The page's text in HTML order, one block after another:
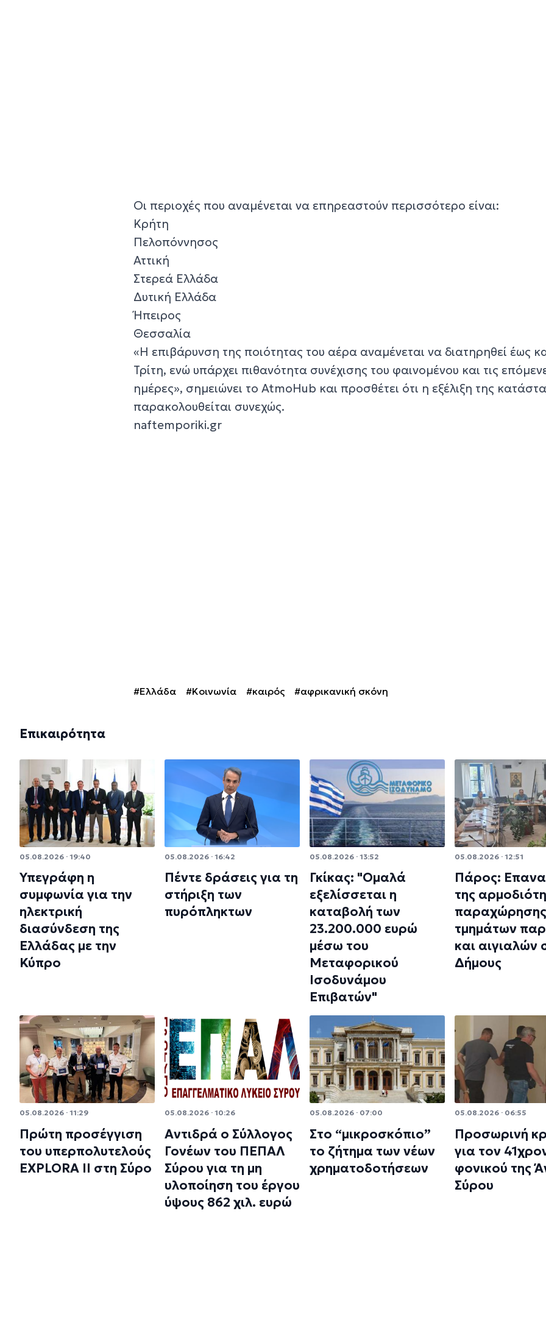
Οι περιοχές που αναμένεται να επηρεαστούν περισσότερο είναι:
Κρήτη
Πελοπόννησος
Αττική
Στερεά Ελλάδα
Δυτική Ελλάδα
Ήπειρος
Θεσσαλία
«Η επιβάρυνση της ποιότητας του αέρα αναμένεται να διατηρηθεί έως
Τρίτη, ενώ υπάρχει πιθανότητα συνέχισης του φαινομένου και τις
ημέρες», σημειώνει το AtmoHub και προσθέτει ότι η εξέλιξη της
παρακολουθείται συνεχώς.
naftemporiki.gr
#Ελλάδα #Κοινωνία #καιρός #αφρικανική σκόνη
Επικαιρότητα
05.08.2026 · 19:40
Υπεγράφη η
συμφωνία για την
ηλεκτρική
διασύνδεση της
Ελλάδας με την
Κύπρο
05.08.2026 · 16:42
Πέντε δράσεις για τη
στήριξη των
πυρόπληκτων
05.08.2026 · 13:52
Γκίκας: "Ομαλά
εξελίσσεται η
καταβολή των
23.200.000 ευρώ
μέσω του
Μεταφορικού
Ισοδυνάμου
Επιβατών"
05.08.2026 · 12:51
Πάρος:
της
παραχώρησης
τμημάτων
και αιγιαλών
Δήμους
05.08.2026 · 11:29
Πρώτη προσέγγιση
του υπερπολυτελούς
EXPLORA II στη Σύρο
05.08.2026 · 10:26
Αντιδρά ο Σύλλογος
Γονέων του ΠΕΠΑΛ
Σύρου για τη μη
υλοποίηση του έργου
ύψους 862 χιλ. ευρώ
05.08.2026 · 07:00
Στο “μικροσκόπιο”
το ζήτημα των νέων
χρηματοδοτήσεων
05.08.2026 · 06:55
Προσωρινή
για τον
φονικού της
Σύρου